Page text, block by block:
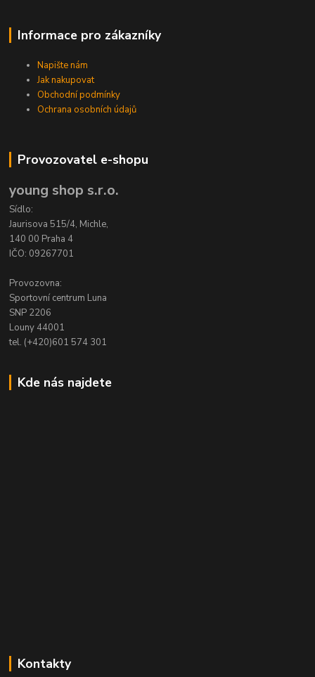
Informace pro zákazníky
Napište nám
Jak nakupovat
Obchodní podmínky
Ochrana osobních údajů
Provozovatel e-shopu
young shop s.r.o.
Sídlo:
Jaurisova 515/4, Michle,
140 00 Praha 4
IČO: 09267701
Provozovna:
Sportovní centrum Luna
SNP 2206
Louny 44001
tel. (+420)601 574 301
Kde nás najdete
Kontakty